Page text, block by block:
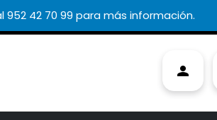
42 70 99 para más información.